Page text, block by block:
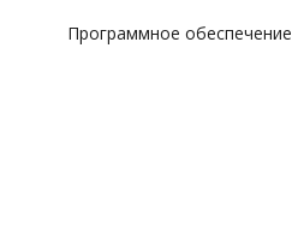
Программное обеспечение